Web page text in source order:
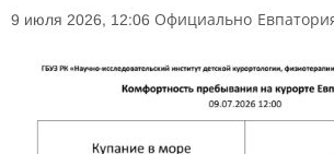
9 июля 2026, 12:06 Официально